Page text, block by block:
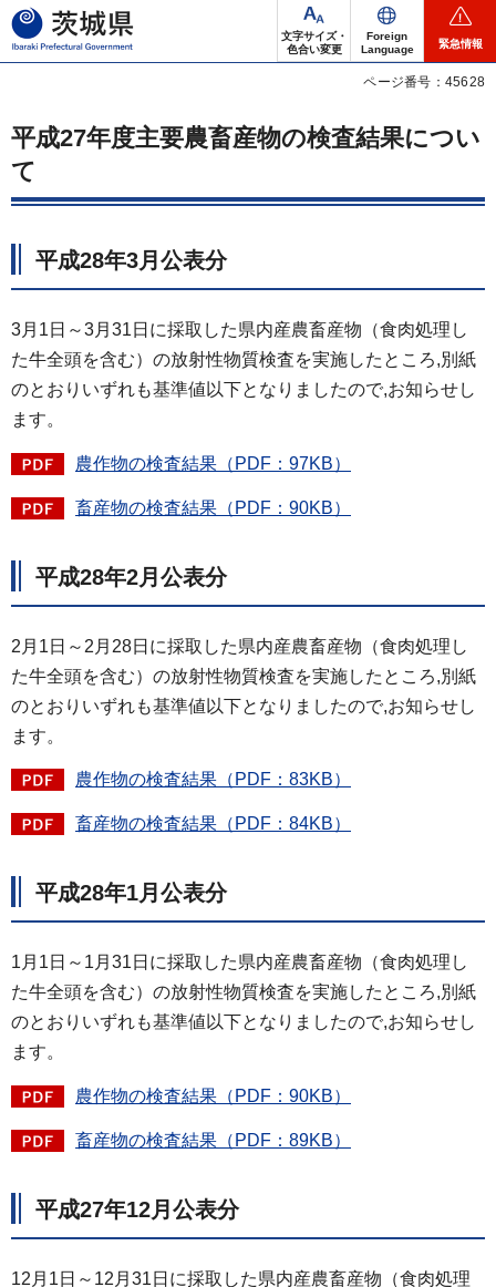
茨城県
文字サイズ・
色合い変更
Foreign
Language
緊急情報
ページ番号：45628
平成27年度主要農畜産物の検査結果につい
て
平成28年3月公表分
3月1日～3月31日に採取した県内産農畜産物（食肉処理し
た牛全頭を含む）の放射性物質検査を実施したところ,別紙
のとおりいずれも基準値以下となりましたので,お知らせし
ます。
農作物の検査結果（PDF：97KB）
畜産物の検査結果（PDF：90KB）
平成28年2月公表分
2月1日～2月28日に採取した県内産農畜産物（食肉処理し
た牛全頭を含む）の放射性物質検査を実施したところ,別紙
のとおりいずれも基準値以下となりましたので,お知らせし
ます。
農作物の検査結果（PDF：83KB）
畜産物の検査結果（PDF：84KB）
平成28年1月公表分
1月1日～1月31日に採取した県内産農畜産物（食肉処理し
た牛全頭を含む）の放射性物質検査を実施したところ,別紙
のとおりいずれも基準値以下となりましたので,お知らせし
ます。
農作物の検査結果（PDF：90KB）
畜産物の検査結果（PDF：89KB）
平成27年12月公表分
12月1日～12月31日に採取した県内産農畜産物（食肉処理